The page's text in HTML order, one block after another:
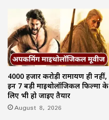
4000 हजार करोड़ी रामायण ही नहीं,
इन 7 बड़ी माइथोलॉजिकल फिल्मों के
लिए भी हो जाइए तैयार
August 8, 2026